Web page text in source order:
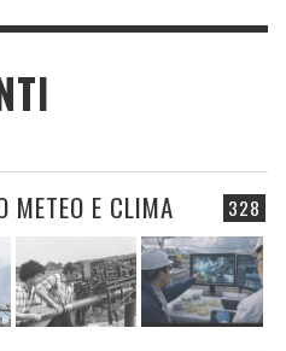
328
METEO E CLIMA